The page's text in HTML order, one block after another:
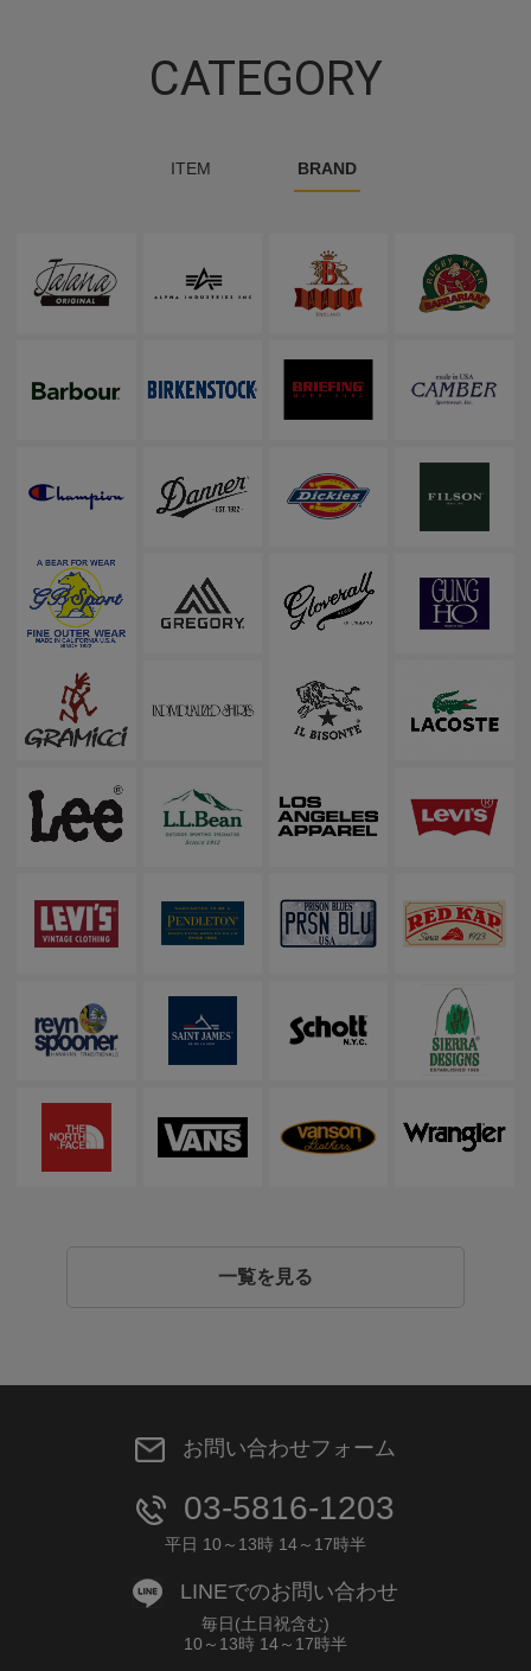
CATEGORY
ITEM BRAND
一覧を見る
お問い合わせフォーム
03-5816-1203
平日 10～13時 14～17時半
LINEでのお問い合わせ
毎日(土日祝含む)
10～13時 14～17時半